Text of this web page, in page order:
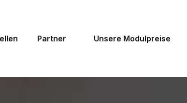
Partner Unsere Modulpreise